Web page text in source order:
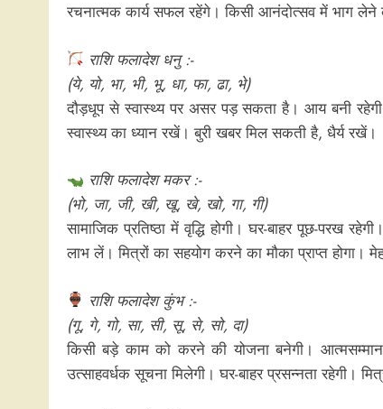
रचनात्मक कार्य सफल रहेंगे। किसी आनंदोत्सव में भाग लेने
राशि फलादेश धनु :-
(ये, यो, भा, भी, भू, धा, फा, ढा, भे)
दौड़धूप से स्वास्थ्य पर असर पड़ सकता है। आय बनी
स्वास्थ्य का ध्यान रखें। बुरी खबर मिल सकती है, धैर्य रखें।
राशि फलादेश मकर :-
(भो, जा, जी, खी, खू, खे, खो, गा, गी)
सामाजिक प्रतिष्ठा में वृद्धि होगी। घर-बाहर पूछ-
लाभ लें। मित्रों का सहयोग करने का मौका प्राप्त होगा।
राशि फलादेश कुंभ :-
(गू, गे, गो, सा, सी, सू, से, सो, दा)
किसी बड़े काम को करने की योजना बनेगी। आत्मसम्मान
उत्साहवर्धक सूचना मिलेगी। घर-बाहर प्रसन्नता रहेगी।